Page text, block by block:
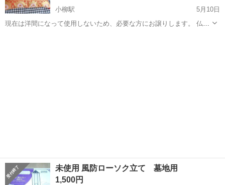
小柳駅
5月10日
現在は洋間になって使用しないため、必要な方にお譲りします。 仏壇
未使用 風防ローソク立て 墓地用
1,500円